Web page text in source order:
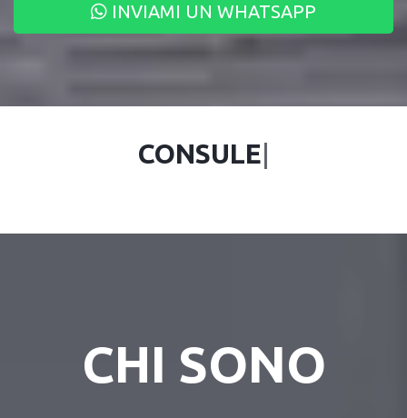
INVIAMI UN WHATSAPP
CONS|
CHI SONO